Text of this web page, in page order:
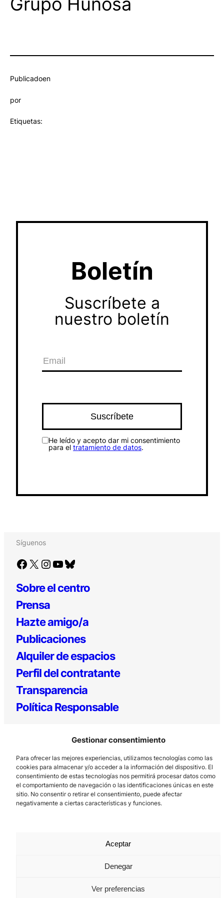
Gestionar consentimiento
Para ofrecer las mejores experiencias, utilizamos tecnologías como las
cookies para almacenar y/o acceder a la información del dispositivo. El
consentimiento de estas tecnologías nos permitirá procesar datos como
el comportamiento de navegación o las identificaciones únicas en este
sitio. No consentir o retirar el consentimiento, puede afectar
negativamente a ciertas características y funciones.
Aceptar
Denegar
Ver preferencias
Publicadoen
por
Etiquetas:
Boletín
Suscríbete a
nuestro boletín
He leído y acepto dar mi consentimiento
para el tratamiento de datos.
Síguenos
Facebook X Instagram YouTube Bluesky
Sobre el centro
Prensa
Hazte amigo/a
Publicaciones
Alquiler de espacios
Perfil del contratante
Transparencia
Política Responsable
Los Prados, 121 – 33203 Gijón
985 185 577 – info@laboralcentrodearte.org